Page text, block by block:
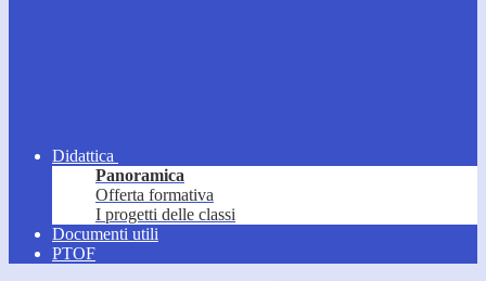
Didattica
Panoramica
Offerta formativa
I progetti delle classi
Documenti utili
PTOF